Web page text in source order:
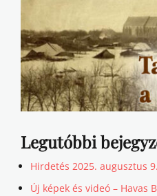
Legutóbbi
Hirdetés 2025. augusztus 9.
Új képek és videó – Havas